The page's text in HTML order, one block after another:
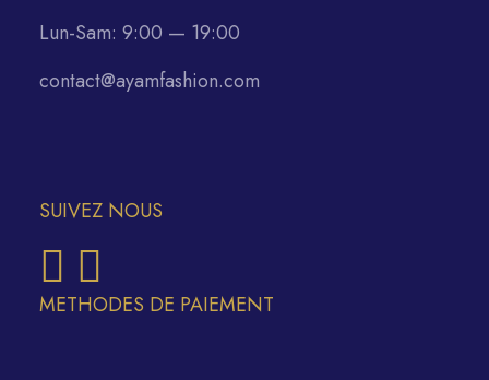
Lun-Sam: 9:00 — 19:00
contact@ayamfashion.com
SUIVEZ NOUS
METHODES DE PAIEMENT